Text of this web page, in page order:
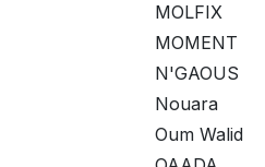
MOLFIX
MOMENT
N'GAOUS
Nouara
Oum Walid